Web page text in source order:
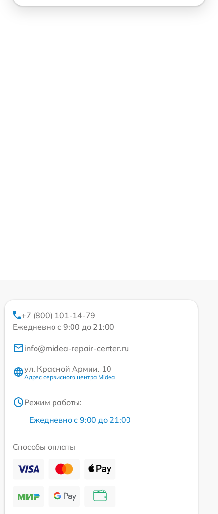
+7 (800) 101-14-79
Ежедневно с 9:00 до 21:00
info@midea-repair-center.ru
ул. Красной Армии, 10
Адрес сервисного центра Midea
Режим работы:
Ежедневно с 9:00 до 21:00
Способы оплаты